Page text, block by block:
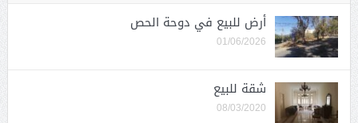
أرض للبيع في دوحة الحص
01/06/2026
شقة للبيع
08/03/2020